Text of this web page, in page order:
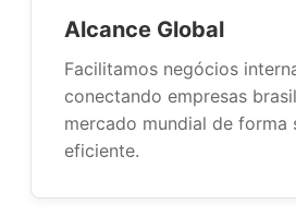
Alcance Global
Facilitamos negócios
conectando empresas
mercado mundial de forma
eficiente.